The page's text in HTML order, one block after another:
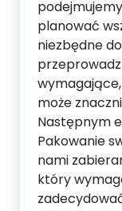
planować
niezbędne
może
Następnym
Pakowanie
nami
który